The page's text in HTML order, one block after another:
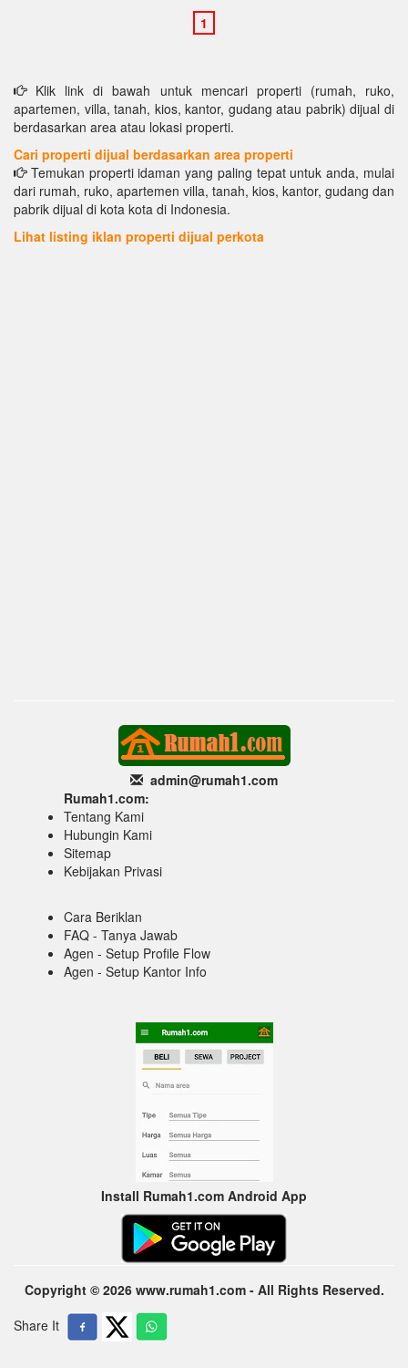
Klik link di bawah untuk mencari properti (rumah, ruko,
apartemen, villa, tanah, kios, kantor, gudang atau pabrik) dijual di
berdasarkan area atau lokasi properti.
Cari properti dijual berdasarkan area properti
Temukan properti idaman yang paling tepat untuk anda, mulai
dari rumah, ruko, apartemen villa, tanah, kios, kantor, gudang dan
pabrik dijual di kota kota di Indonesia.
Lihat listing iklan properti dijual perkota
admin@rumah1.com
Rumah1.com:
Tentang Kami
Hubungin Kami
Sitemap
Kebijakan Privasi
Cara Beriklan
FAQ - Tanya Jawab
Agen - Setup Profile Flow
Agen - Setup Kantor Info
Install Rumah1.com Android App
Copyright © 2026 www.rumah1.com - All Rights Reserved.
Share It